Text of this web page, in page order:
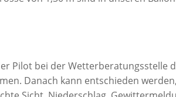
Pilot bei der Wetterberatungsstelle
Danach kann entschieden